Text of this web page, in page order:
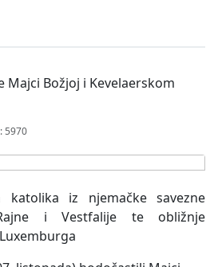
Majci Božjoj i Kevelaerskom
5970
katolika iz njemačke savezne
i Vestfalije te obližnje